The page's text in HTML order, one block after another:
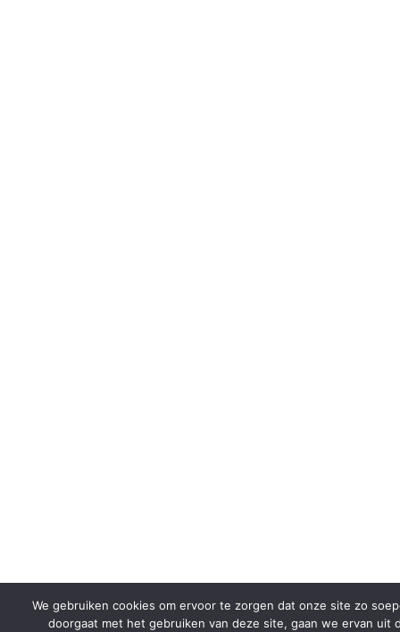
We gebruiken cookies om ervoor te zorgen dat onze site zo
doorgaat met het gebruiken van deze site, gaan we ervan uit